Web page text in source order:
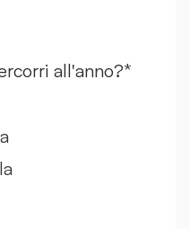
all'anno?*